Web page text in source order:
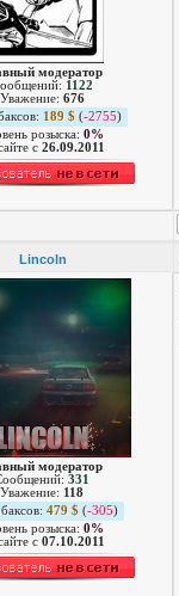
модератор
1122
Уважение: 676
189 $ (-2755)
розыска: 0%
c 26.09.2011
Lincoln
модератор
331
Уважение: 118
479 $ (-305)
розыска: 0%
c 07.10.2011